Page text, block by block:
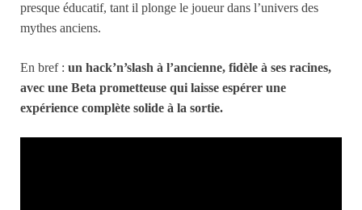
presque éducatif, tant il plonge le joueur dans l’univers des
mythes anciens.
En bref : un hack’n’slash à l’ancienne, fidèle à ses racines,
avec une Beta prometteuse qui laisse espérer une
expérience complète solide à la sortie.